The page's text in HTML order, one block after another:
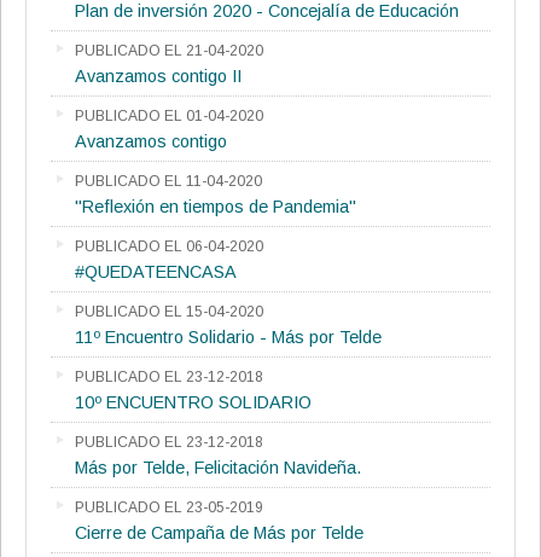
Plan de inversión 2020 - Concejalía de Educación
PUBLICADO EL 21-04-2020
Avanzamos contigo II
PUBLICADO EL 01-04-2020
Avanzamos contigo
PUBLICADO EL 11-04-2020
"Reflexión en tiempos de Pandemia"
PUBLICADO EL 06-04-2020
#QUEDATEENCASA
PUBLICADO EL 15-04-2020
11º Encuentro Solidario - Más por Telde
PUBLICADO EL 23-12-2018
10º ENCUENTRO SOLIDARIO
PUBLICADO EL 23-12-2018
Más por Telde, Felicitación Navideña.
PUBLICADO EL 23-05-2019
Cierre de Campaña de Más por Telde